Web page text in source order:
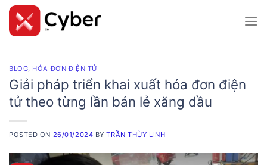
Skip
content
BLOG, HÓA ĐƠN ĐIỆN TỬ
Giải pháp triển khai xuất hóa đơn điện
tử theo từng lần bán lẻ xăng dầu
POSTED ON 26/01/2024 BYTRẦN THÙY LINH